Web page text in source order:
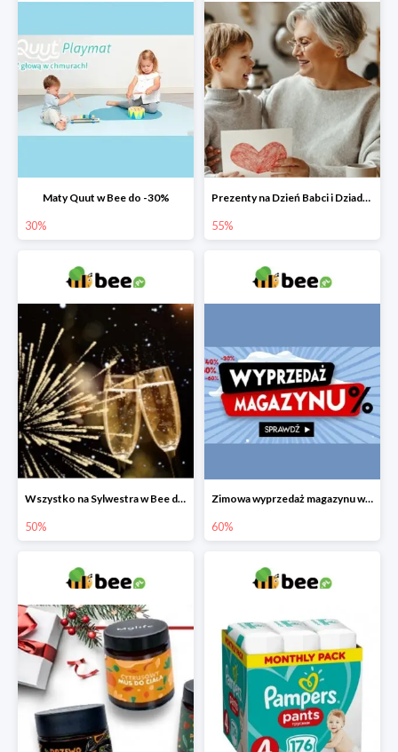
Maty Quut w Bee do -30%
30%
Prezenty na Dzień Babci i Dziadka w Bee do -55%
55%
Wszystko na Sylwestra w Bee do -50%
50%
Zimowa wyprzedaż magazynu w Bee do -60%
60%